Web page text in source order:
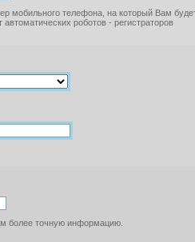
мобильного телефона, на который Вам
роботов - регистраторов
более точную информацию.